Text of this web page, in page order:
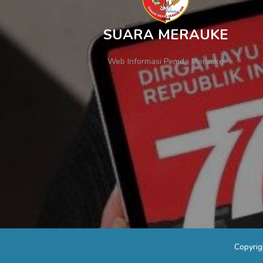
SUARA MERAUKE
Web Informasi Pemda Merauke